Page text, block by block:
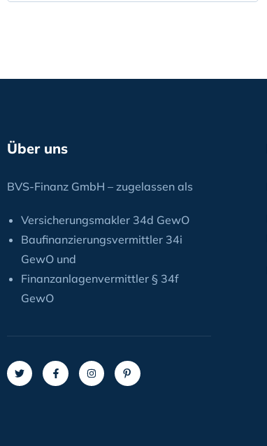
Über uns
BVS-Finanz GmbH – zugelassen als
Versicherungsmakler 34d GewO
Baufinanzierungsvermittler 34i
GewO und
Finanzanlagenvermittler § 34f
GewO